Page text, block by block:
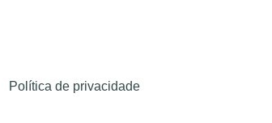
Política de privacidade